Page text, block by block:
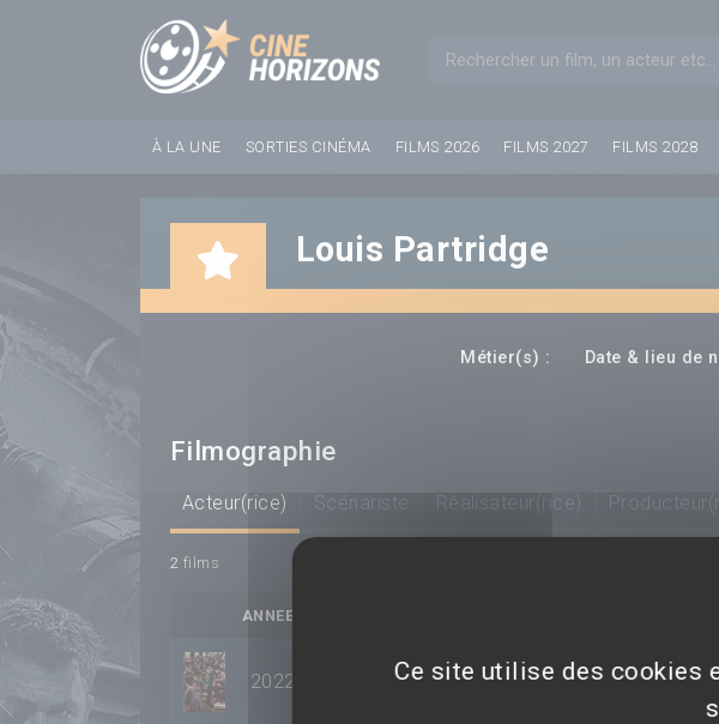
Formulaire de
À LA UNE SORTIES CINÉMA FILMS 2026 FILMS 2027 FILMS 2028
Louis Partridge
Métier(s) : Date & lieu de
Filmographie
Acteur(rice) Scénariste Réalisateur(rice)
2 films
ANNEE
2022 Enola Holmes 2
Panneau de gestion des cookies
Ce site utilise des cookies